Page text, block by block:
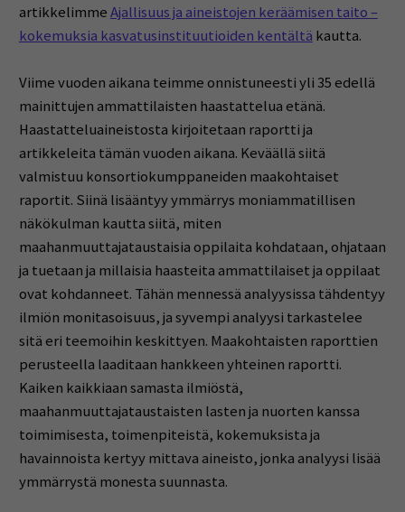
artikkelimmeAjallisuus ja aineistojen keräämisen taito –
kokemuksia kasvatusinstituutioiden kentältä kautta.
Viime vuoden aikana teimme onnistuneesti yli 35 edellä
mainittujen ammattilaisten haastattelua etänä.
Haastatteluaineistosta kirjoitetaan raportti ja
artikkeleita tämän vuoden aikana. Keväällä siitä
valmistuu konsortiokumppaneiden maakohtaiset
raportit. Siinä lisääntyy ymmärrys moniammatillisen
näkökulman kautta siitä, miten
maahanmuuttajataustaisia oppilaita kohdataan, ohjataan
ja tuetaan ja millaisia haasteita ammattilaiset ja oppilaat
ovat kohdanneet. Tähän mennessä analyysissa tähdentyy
ilmiön monitasoisuus, ja syvempi analyysi tarkastelee
sitä eri teemoihin keskittyen. Maakohtaisten raporttien
perusteella laaditaan hankkeen yhteinen raportti.
Kaiken kaikkiaan samasta ilmiöstä,
maahanmuuttajataustaisten lasten ja nuorten kanssa
toimimisesta, toimenpiteistä, kokemuksista ja
havainnoista kertyy mittava aineisto, jonka analyysi lisää
ymmärrystä monesta suunnasta.